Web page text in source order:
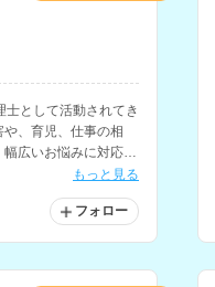
として活動されてき
、育児、仕事の相
広いお悩みに対応さ
もっと見る
フォロー